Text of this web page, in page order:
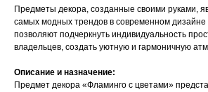
Предметы декора, созданные своими руками,
самых модных трендов в современном дизайне
позволяют подчеркнуть индивидуальность
владельцев, создать уютную и гармоничную
Описание и назначение:
Предмет декора «Фламинго с цветами»